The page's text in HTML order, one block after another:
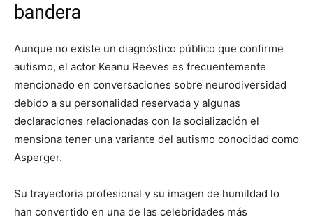
bandera
Aunque no existe un diagnóstico público que confirme
autismo, el actor Keanu Reeves es frecuentemente
mencionado en conversaciones sobre neurodiversidad
debido a su personalidad reservada y algunas
declaraciones relacionadas con la socialización el
mensiona tener una variante del autismo conocidad como
Asperger.
Su trayectoria profesional y su imagen de humildad lo
han convertido en una de las celebridades más